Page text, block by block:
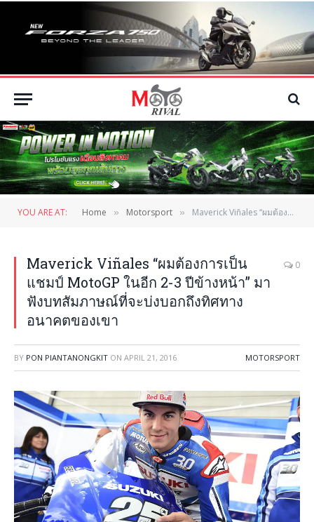
YOU ARE AT: Home » Motorsport » Maverick Viñales “ผมต้องการเป็นแชมป์ MotoGP ในอีก 2-3 ปีข้างหน้า” มาฟังบทสัมภาษณ์ที่จะบ่งบอกถึงทิศทางอนาคตของเขา
Maverick Viñales “ผมต้องการเป็น
แชมป์ MotoGP ในอีก 2-3 ปีข้างหน้า” มา
ฟังบทสัมภาษณ์ที่จะบ่งบอกถึงทิศทาง
อนาคตของเขา
0
BY PON PIANTANONGKIT ON APRIL 21, 2016 MOTORSPORT